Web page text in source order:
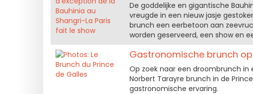
De goddelijke en gigantische
vreugde in een nieuw jasje
brunch een eerbetoon aan
worden geserveerd, een show en
Gastronomische brunch op
Op zoek naar een droombrunch
Norbert Tarayre brunch in de
gastronomische ervaring.